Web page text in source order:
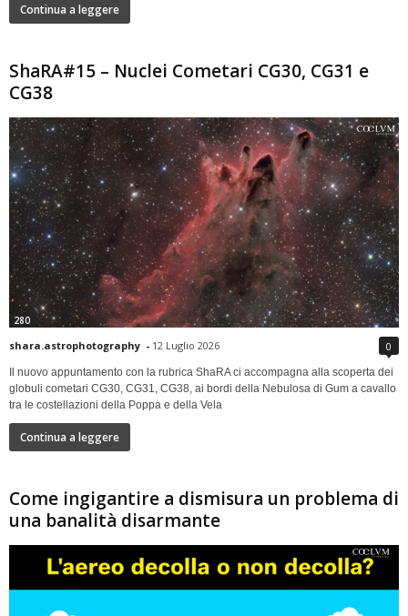
Continua a leggere
ShaRA#15 – Nuclei Cometari CG30, CG31 e
CG38
280
shara.astrophotography - 12 Luglio 2026 0
Il nuovo appuntamento con la rubrica ShaRA ci accompagna alla scoperta dei
globuli cometari CG30, CG31, CG38, ai bordi della Nebulosa di Gum a cavallo
tra le costellazioni della Poppa e della Vela
Continua a leggere
Come ingigantire a dismisura un problema di
una banalità disarmante